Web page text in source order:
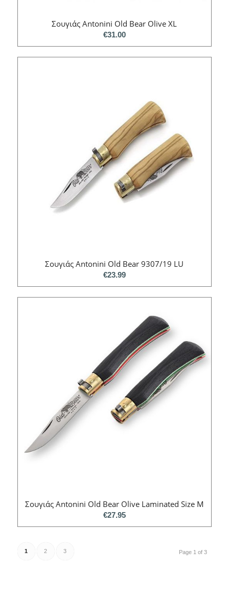
Σουγιάς Antonini Old Bear Olive XL
€31.00
Σουγιάς Antonini Old Bear 9307/19 LU
€23.99
Σουγιάς Antonini Old Bear Olive Laminated Size M
€27.95
Page 1 of 3
1 2 3